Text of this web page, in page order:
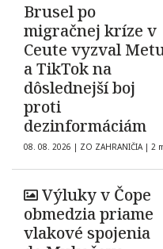
Brusel po
migračnej kríze v
Ceute vyzval
a TikTok na
dôslednejší boj
proti
dezinformáciám
08. 08. 2026 | ZO ZAHRANIČIA | 2
Výluky v Čope
obmedzia priame
vlakové spojenia